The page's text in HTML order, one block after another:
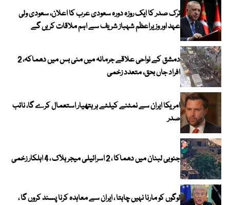
ترک صدر کا ایک روزہ دورہ سعودی عرب کا اعلان، سعودی ولی
عہد اور وزیراعظم شہباز شریف سے اہم ملاقات کریں گے
دمشق کے نواحی علاقے جرمانہ میں منی بس میں دھماکہ، 2
افراد جاں بحق، متعدد زخمی
امریکا ایران سے نمٹنے کیلئے ہر ہتھیار استعمال کرے گا، نائب
صدر
جنوبی لبنان میں دھماکا ، 2 اسرائیلی میجر ہلاک ، 4 اہلکار زخمی
لوگوں کو مارنا نہیں چاہتا ، ایران سے معاہدہ کرنا پسند کروں گا ،